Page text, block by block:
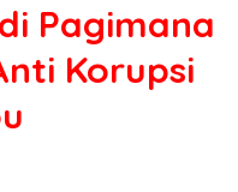
Pagimana
Korupsi